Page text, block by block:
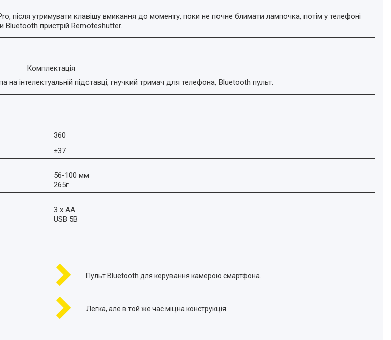
після утримувати клавішу вмикання до моменту, поки не почне блимати лампочка, потім у телефоні
Bluetooth пристрій Remoteshutter.
Комплектація
інтелектуальній підставці, гнучкий тримач для телефона, Bluetooth пульт.
360
±37
56-100 мм
265г
3 х АА
USB 5В
Пульт Bluetooth для керування камерою смартфона.
Легка, але в той же час міцна конструкція.